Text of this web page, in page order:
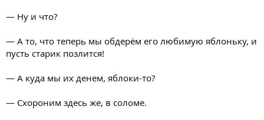
— Ну и что?
— А то, что теперь мы обдерём его любимую яблоньку, и
пусть старик позлится!
— А куда мы их денем, яблоки-то?
— Схороним здесь же, в соломе.